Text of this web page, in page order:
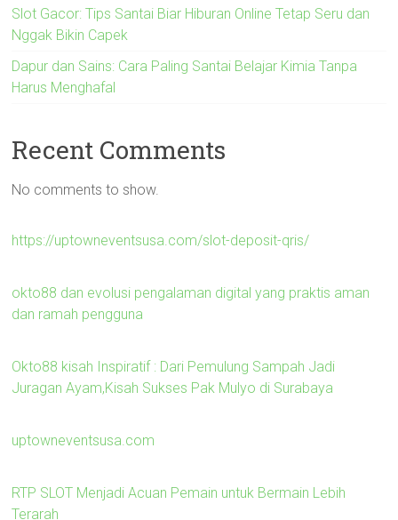
Slot Gacor: Tips Santai Biar Hiburan Online Tetap Seru dan
Nggak Bikin Capek
Dapur dan Sains: Cara Paling Santai Belajar Kimia Tanpa
Harus Menghafal
Recent Comments
No comments to show.
https://uptowneventsusa.com/slot-deposit-qris/
okto88 dan evolusi pengalaman digital yang praktis aman
dan ramah pengguna
Okto88 kisah Inspiratif : Dari Pemulung Sampah Jadi
Juragan Ayam,Kisah Sukses Pak Mulyo di Surabaya
uptowneventsusa.com
RTP SLOT Menjadi Acuan Pemain untuk Bermain Lebih
Terarah